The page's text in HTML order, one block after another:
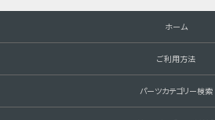
ホーム
ご利用方法
パーツカテゴリー検索